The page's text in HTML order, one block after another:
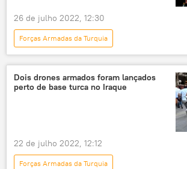
Kyriakos Mitsotakis
26 de julho 2022, 12:30
Forças Armadas da Turquia
Panorama internacional
Rússia
Ucrânia
leste da Ucrânia
Exército da Ucrânia
Forças Armadas da Rússia
Marinha da Rússia
Dois drones armados foram lançados
perto de base turca no Iraque
22 de julho 2022, 12:12
Forças Armadas da Turquia